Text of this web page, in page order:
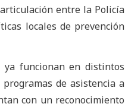
entre la Policía
locales de prevención
ya funcionan en distintos
de asistencia a
con un reconocimiento